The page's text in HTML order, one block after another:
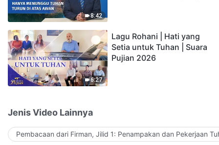
8:42
6:27
Lagu Rohani | Hati yang
Setia untuk Tuhan | Suara
Pujian 2026
Jenis Video Lainnya
Pembacaan dari Firman, Jilid 1: Penampakan dan Pekerjaan